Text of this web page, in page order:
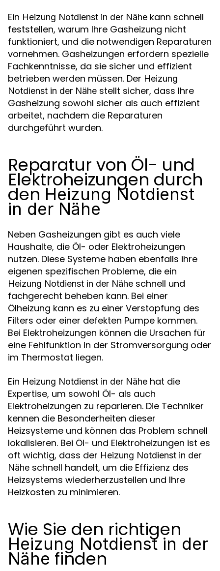
Ein Heizung Notdienst in der Nähe kann schnell
feststellen, warum Ihre Gasheizung nicht
funktioniert, und die notwendigen Reparaturen
vornehmen. Gasheizungen erfordern spezielle
Fachkenntnisse, da sie sicher und effizient
betrieben werden müssen. Der Heizung
Notdienst in der Nähe stellt sicher, dass Ihre
Gasheizung sowohl sicher als auch effizient
arbeitet, nachdem die Reparaturen
durchgeführt wurden.
Reparatur von Öl- und
Elektroheizungen durch
den Heizung Notdienst
in der Nähe
Neben Gasheizungen gibt es auch viele
Haushalte, die Öl- oder Elektroheizungen
nutzen. Diese Systeme haben ebenfalls ihre
eigenen spezifischen Probleme, die ein
Heizung Notdienst in der Nähe schnell und
fachgerecht beheben kann. Bei einer
Ölheizung kann es zu einer Verstopfung des
Filters oder einer defekten Pumpe kommen.
Bei Elektroheizungen können die Ursachen für
eine Fehlfunktion in der Stromversorgung oder
im Thermostat liegen.
Ein Heizung Notdienst in der Nähe hat die
Expertise, um sowohl Öl- als auch
Elektroheizungen zu reparieren. Die Techniker
kennen die Besonderheiten dieser
Heizsysteme und können das Problem schnell
lokalisieren. Bei Öl- und Elektroheizungen ist es
oft wichtig, dass der Heizung Notdienst in der
Nähe schnell handelt, um die Effizienz des
Heizsystems wiederherzustellen und Ihre
Heizkosten zu minimieren.
Wie Sie den richtigen
Heizung Notdienst in der
Nähe finden